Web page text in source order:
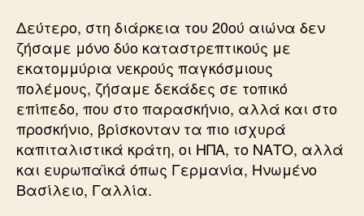
Δεύτερο, στη διάρκεια του 20ού αιώνα δεν
ζήσαμε μόνο δύο καταστρεπτικούς με
εκατομμύρια νεκρούς παγκόσμιους
πολέμους, ζήσαμε δεκάδες σε τοπικό
επίπεδο, που στο παρασκήνιο, αλλά και στο
προσκήνιο, βρίσκονταν τα πιο ισχυρά
καπιταλιστικά κράτη, οι ΗΠΑ, το ΝΑΤΟ, αλλά
και ευρωπαϊκά όπως Γερμανία, Ηνωμένο
Βασίλειο, Γαλλία.